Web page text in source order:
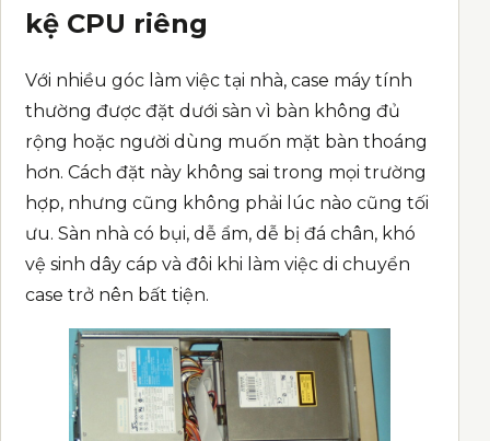
kệ CPU riêng
Với nhiều góc làm việc tại nhà, case máy tính
thường được đặt dưới sàn vì bàn không đủ
rộng hoặc người dùng muốn mặt bàn thoáng
hơn. Cách đặt này không sai trong mọi trường
hợp, nhưng cũng không phải lúc nào cũng tối
ưu. Sàn nhà có bụi, dễ ẩm, dễ bị đá chân, khó
vệ sinh dây cáp và đôi khi làm việc di chuyển
case trở nên bất tiện.